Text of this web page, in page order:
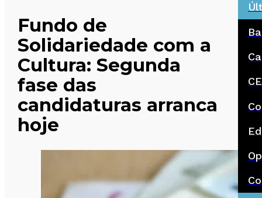
Fundo de
Solidariedade com a
Cultura: Segunda
fase das
candidaturas arranca
hoje